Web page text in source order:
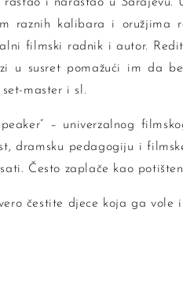
rastao i narastao u
raznih kalibara i oružjima
filmski radnik i autor.
u susret pomažući im da
master i sl.
– univerzalnog
dramsku pedagogiju i
Često zaplače kao
čestite djece koja ga vole